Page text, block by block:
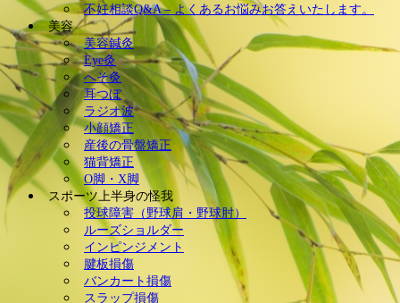
不妊相談Q&A – よくあるお悩みお答えいたします。
美容
美容鍼灸
Eye灸
へそ灸
耳つぼ
ラジオ波
小顔矯正
産後の骨盤矯正
猫背矯正
O脚・X脚
スポーツ上半身の怪我
投球障害（野球肩・野球肘）
ルーズショルダー
インピンジメント
腱板損傷
バンカート損傷
スラップ損傷